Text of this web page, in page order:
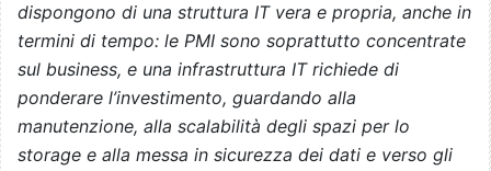
dispongono di una struttura IT vera e propria, anche in
termini di tempo: le PMI sono soprattutto concentrate
sul business, e una infrastruttura IT richiede di
ponderare l’investimento, guardando alla
manutenzione, alla scalabilità degli spazi per lo
storage e alla messa in sicurezza dei dati e verso gli